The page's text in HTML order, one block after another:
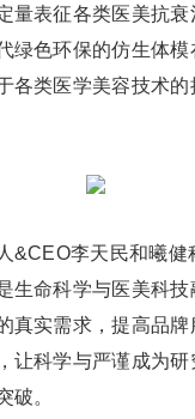
量表征各类医美抗衰
绿色环保的仿生体
各类医学美容技术
&CEO李天民和曦
生命科学与医美科技
真实需求，提高品
让科学与严谨成为
破。